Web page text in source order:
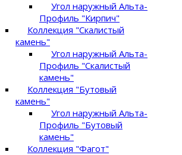
Угол наружный Альта-
Профиль "Кирпич"
Коллекция "Скалистый
камень"
Угол наружный Альта-
Профиль "Скалистый
камень"
Коллекция "Бутовый
камень"
Угол наружный Альта-
Профиль "Бутовый
камень"
Коллекция "Фагот"